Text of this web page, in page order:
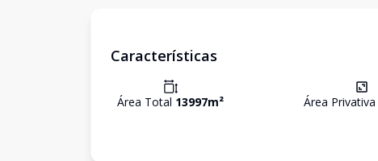
Características
Área Total 13997m² Área Privativa